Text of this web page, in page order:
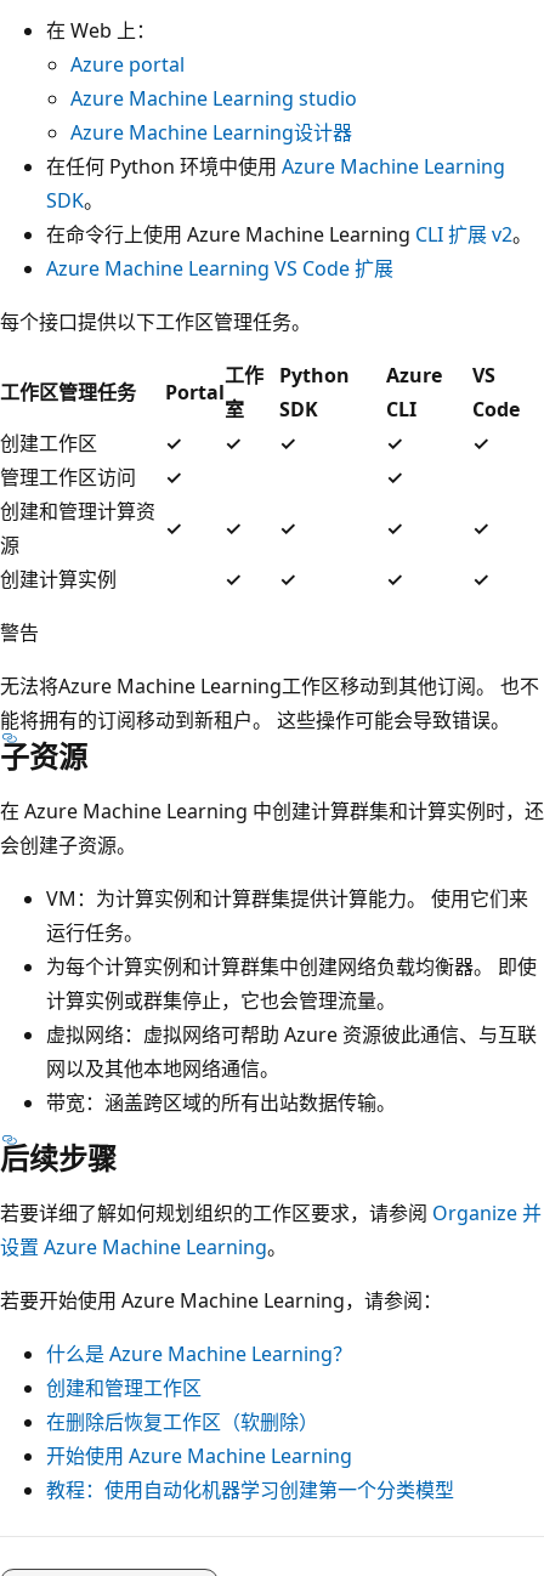
在 Web 上：
Azure portal
Azure Machine Learning studio
Azure Machine Learning设计器
在任何 Python 环境中使用 Azure Machine Learning
SDK。
在命令行上使用 Azure Machine Learning CLI 扩展 v2。
Azure Machine Learning VS Code 扩展
每个接口提供以下工作区管理任务。
工作区管理任务 Portal
工作
室
Python
SDK
Azure
CLI
VS
Code
创建工作区
✓ ✓ ✓ ✓
✓
管理工作区访问
✓
✓
创建和管理计算资
源
✓ ✓ ✓ ✓
✓
创建计算实例
✓ ✓ ✓
✓
警告
无法将Azure Machine Learning工作区移动到其他订阅。 也不
能将拥有的订阅移动到新租户。 这些操作可能会导致错误。
子资源
在 Azure Machine Learning 中创建计算群集和计算实例时，还
会创建子资源。
VM：为计算实例和计算群集提供计算能力。 使用它们来
运行任务。
为每个计算实例和计算群集中创建网络负载均衡器。 即使
计算实例或群集停止，它也会管理流量。
虚拟网络：虚拟网络可帮助 Azure 资源彼此通信、与互联
网以及其他本地网络通信。
带宽：涵盖跨区域的所有出站数据传输。
后续步骤
若要详细了解如何规划组织的工作区要求，请参阅 Organize 并
设置 Azure Machine Learning。
若要开始使用 Azure Machine Learning，请参阅：
什么是 Azure Machine Learning？
创建和管理工作区
在删除后恢复工作区（软删除）
开始使用 Azure Machine Learning
教程：使用自动化机器学习创建第一个分类模型